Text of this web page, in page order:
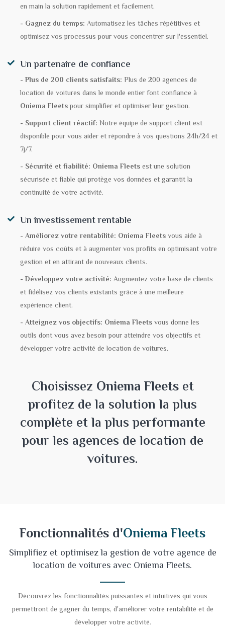
en main la solution rapidement et facilement.
- Gagnez du temps: Automatisez les tâches répétitives et
optimisez vos processus pour vous concentrer sur l'essentiel.
Un partenaire de confiance
- Plus de 200 clients satisfaits: Plus de 200 agences de
location de voitures dans le monde entier font confiance à
Oniema Fleetspour simplifier et optimiser leur gestion.
- Support client réactif: Notre équipe de support client est
disponible pour vous aider et répondre à vos questions 24h/24 et
7j/7.
- Sécurité et fiabilité: Oniema Fleetsest une solution
sécurisée et fiable qui protège vos données et garantit la
continuité de votre activité.
Un investissement rentable
- Améliorez votre rentabilité: Oniema Fleetsvous aide à
réduire vos coûts et à augmenter vos profits en optimisant votre
gestion et en attirant de nouveaux clients.
- Développez votre activité: Augmentez votre base de clients
et fidélisez vos clients existants grâce à une meilleure
expérience client.
- Atteignez vos objectifs: Oniema Fleetsvous donne les
outils dont vous avez besoin pour atteindre vos objectifs et
développer votre activité de location de voitures.
Choisissez Oniema Fleetset
profitez de la solution la plus
complète et la plus performante
pour les agences de location de
voitures.
Fonctionnalités d'Oniema Fleets
Simplifiez et optimisez la gestion de votre agence de
location de voitures avec Oniema Fleets.
Découvrez les fonctionnalités puissantes et intuitives qui vous
permettront de gagner du temps, d'améliorer votre rentabilité et de
développer votre activité.